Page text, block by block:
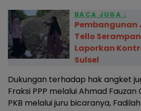
BACA JUGA :
Pembangunan
Tello
Laporkan
Sulsel
Dukungan terhadap hak angket
Fraksi PPP melalui Ahmad
PKB melalui juru bicaranya,